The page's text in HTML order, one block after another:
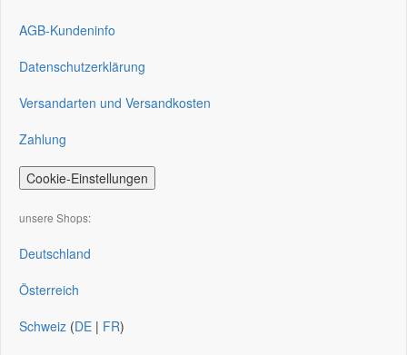
AGB-Kundeninfo
Datenschutzerklärung
Versandarten und Versandkosten
Zahlung
Cookie-Einstellungen
unsere Shops:
Deutschland
Österreich
Schweiz (DE | FR)